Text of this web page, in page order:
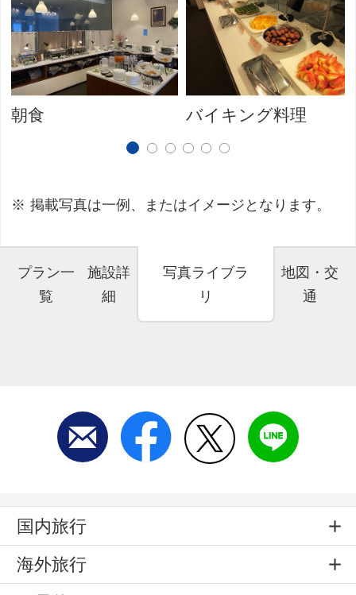
朝食 バイキング料理
掲載写真は一例、またはイメージとなります。
プラン一
覧
施設詳
細
写真ライブラ
リ
地図・交
通
国内旅行
海外旅行